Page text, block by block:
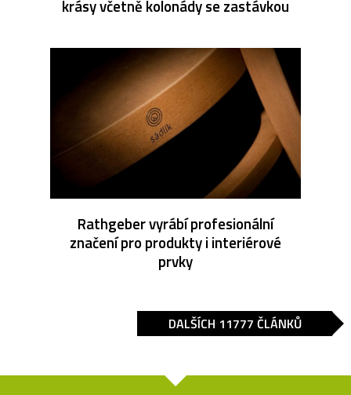
krásy včetně kolonády se zastávkou
Rathgeber vyrábí profesionální
značení pro produkty i interiérové
prvky
DALŠÍCH 11777 ČLÁNKŮ